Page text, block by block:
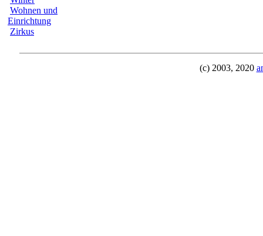
Wohnen und
Einrichtung
Zirkus
(c) 2003, 2020